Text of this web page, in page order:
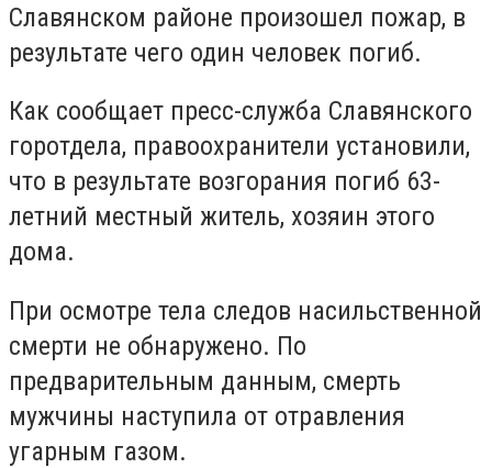
Славянском районе произошел пожар, в
результате чего один человек погиб.
Как сообщает пресс-служба Славянского
горотдела, правоохранители установили,
что в результате возгорания погиб 63-
летний местный житель, хозяин этого
дома.
При осмотре тела следов насильственной
смерти не обнаружено. По
предварительным данным, смерть
мужчины наступила от отравления
угарным газом.